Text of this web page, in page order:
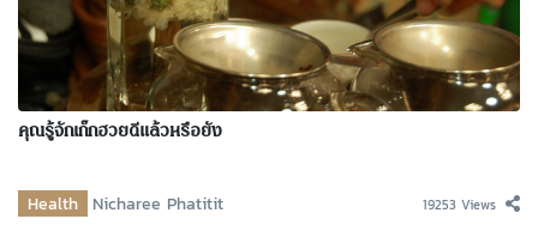
คุณรู้จักเก๊กฮวยดีแล้วหรือยัง
Health Nicharee Phatitit 19253 Views